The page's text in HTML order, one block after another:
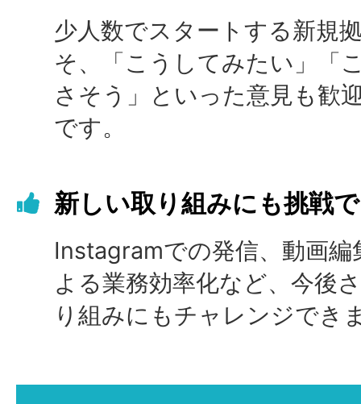
少人数でスタートする新規
そ、「こうしてみたい」「
さそう」といった意見も歓
です。
新しい取り組みにも挑戦
Instagramでの発信、動画編
よる業務効率化など、今後
り組みにもチャレンジでき